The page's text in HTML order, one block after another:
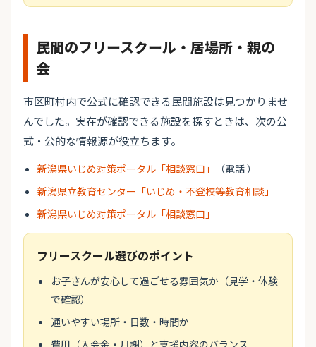
民間のフリースクール・居場所・親の
会
市区町村内で公式に確認できる民間施設は見つかりませ
んでした。実在が確認できる施設を探すときは、次の公
式・公的な情報源が役立ちます。
新潟県いじめ対策ポータル「相談窓口」
（電話 ）
新潟県立教育センター「いじめ・不登校等教育相談」
新潟県いじめ対策ポータル「相談窓口」
フリースクール選びのポイント
お子さんが安心して過ごせる雰囲気か（見学・体験
で確認）
通いやすい場所・日数・時間か